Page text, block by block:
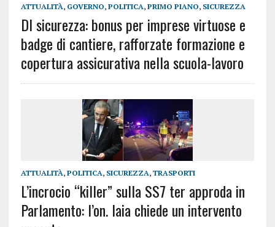
ATTUALITÀ, GOVERNO, POLITICA, PRIMO PIANO, SICUREZZA
Dl sicurezza: bonus per imprese virtuose e
badge di cantiere, rafforzate formazione e
copertura assicurativa nella scuola-lavoro
ATTUALITÀ, POLITICA, SICUREZZA, TRASPORTI
L’incrocio “killer” sulla SS7 ter approda in
Parlamento: l’on. Iaia chiede un intervento